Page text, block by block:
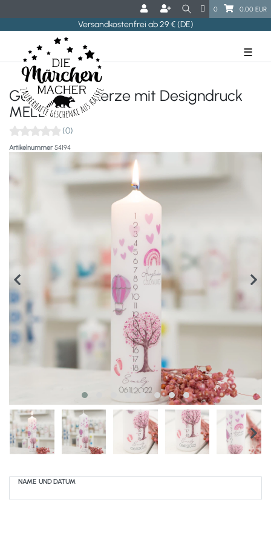
0 0,00 EUR
Versandkostenfrei ab 29 € (DE)
☰
Geburtstagskerze mit Designdruck
MELLY
(0)
Artikelnummer 54194
NAME UND DATUM